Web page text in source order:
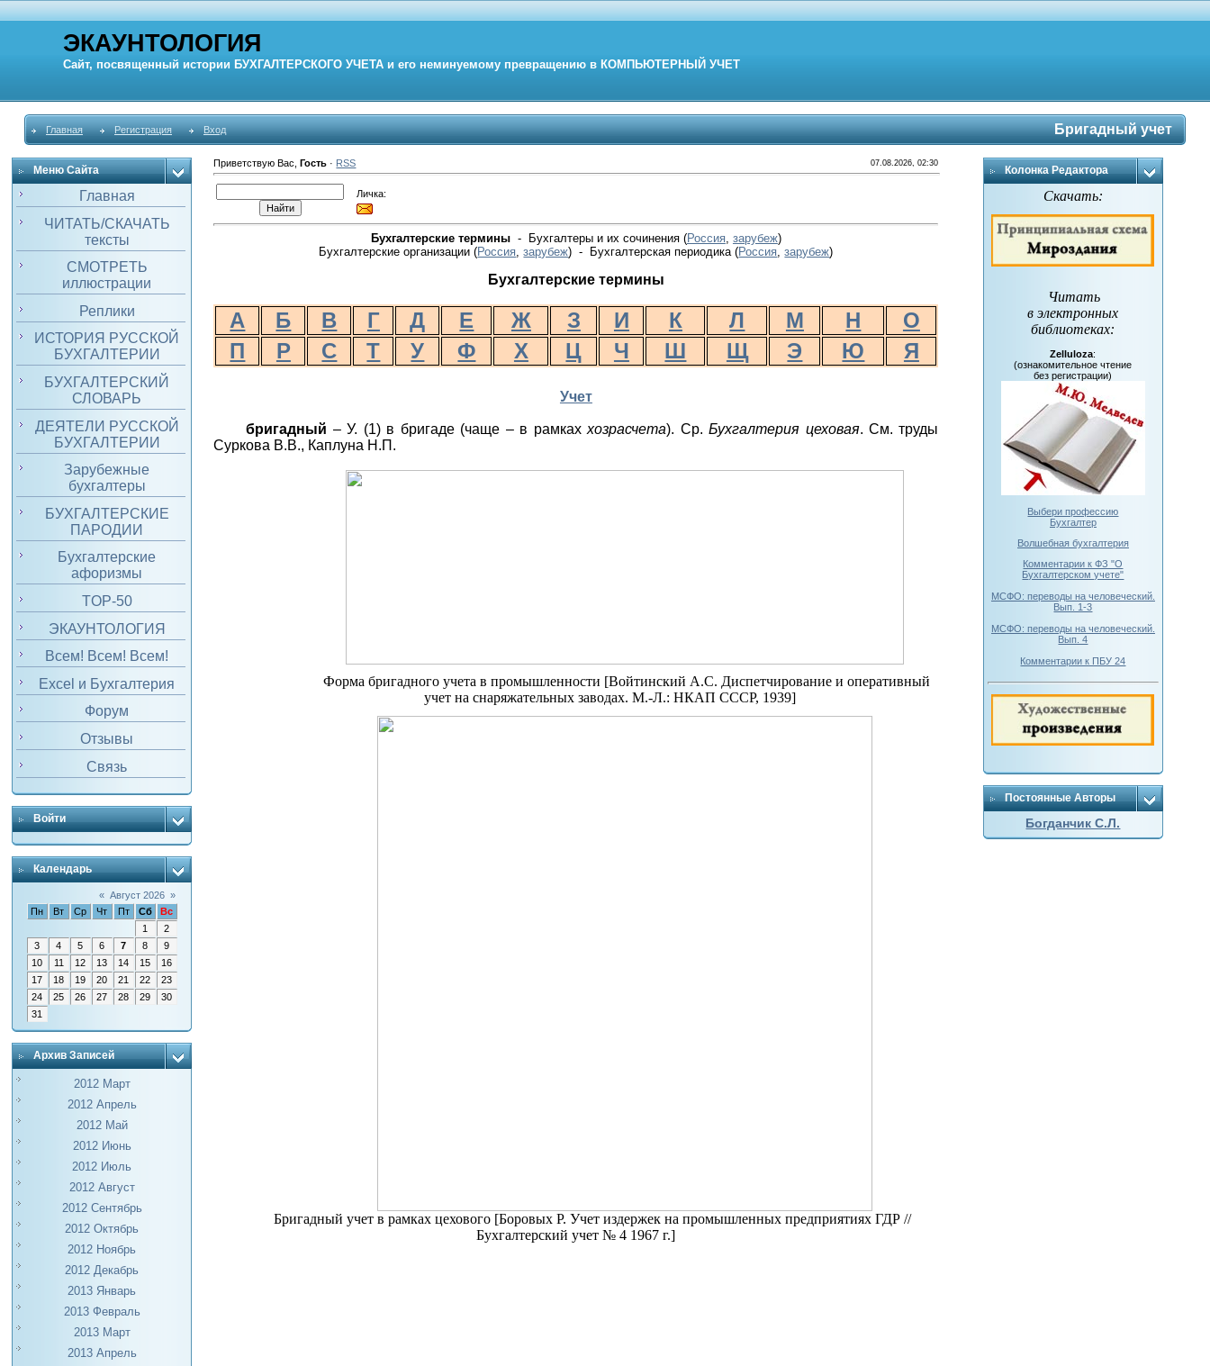
ЭКАУНТОЛОГИЯ
Сайт, посвященный истории БУХГАЛТЕРСКОГО УЧЕТА и его неминуемому превращению в КОМПЬЮТЕРНЫЙ УЧЕТ
Главная Регистрация Вход Бригадный учет
Меню Сайта
Главная
ЧИТАТЬ/СКАЧАТЬ
тексты
СМОТРЕТЬ
иллюстрации
Реплики
ИСТОРИЯ РУССКОЙ
БУХГАЛТЕРИИ
БУХГАЛТЕРСКИЙ
СЛОВАРЬ
ДЕЯТЕЛИ РУССКОЙ
БУХГАЛТЕРИИ
Зарубежные
бухгалтеры
БУХГАЛТЕРСКИЕ
ПАРОДИИ
Бухгалтерские
афоризмы
TOP-50
ЭКАУНТОЛОГИЯ
Всем! Всем! Всем!
Excel и Бухгалтерия
Форум
Отзывы
Связь
Войти
Календарь
« Август 2026 »
Пн
Вт Ср Чт Пт Сб
Вс
1
2
3
4 5 6 7 8
9
10
11 12 13 14 15
16
17
18 19 20 21 22
23
24
25 26 27 28 29
30
31
Архив Записей
2012 Март
2012 Апрель
2012 Май
2012 Июнь
2012 Июль
2012 Август
2012 Сентябрь
2012 Октябрь
2012 Ноябрь
2012 Декабрь
2013 Январь
2013 Февраль
2013 Март
2013 Апрель
Приветствую Вас ,Гость · RSS 07.08.2026, 02:30
Личка:
Бухгалтерские термины- Бухгалтеры и их сочинения (Россия, зарубеж)
Бухгалтерские организации (Россия ,зарубеж) - Бухгалтерская периодика(Россия ,зарубеж)
Бухгалтерские термины
А Б В Г Д Е Ж З И К Л М Н
О
П
Р С Т У Ф Х Ц Ч Ш Щ Э Ю Я
Учет
бригадный – У. (1) в бригаде (чаще – в рамкаххозрасчета). Ср.Бухгалтерия цеховая. См. труды
Суркова В.В., Каплуна Н.П.
Форма бригадного учета в промышленности [Войтинский А.С. Диспетчирование и оперативный
учет на снаряжательных заводах. М.-Л.: НКАП СССР, 1939]
Бригадный учет в рамках цехового [Боровых Р. Учет издержек на промышленных предприятиях ГДР //
Бухгалтерский учет № 4 1967 г.]
Колонка Редактора
Скачать:
Читать
в электронных
библиотеках:
Zelluloza:
(ознакомительное чтение
без регистрации)
Выбери профессию
Бухгалтер
Волшебная бухгалтерия
Комментарии к ФЗ "О
Бухгалтерском учете"
МСФО: переводы на человеческий.
Вып. 1-3
МСФО: переводы на человеческий.
Вып. 4
Комментарии к ПБУ 24
Постоянные Авторы
Богданчик С.Л.